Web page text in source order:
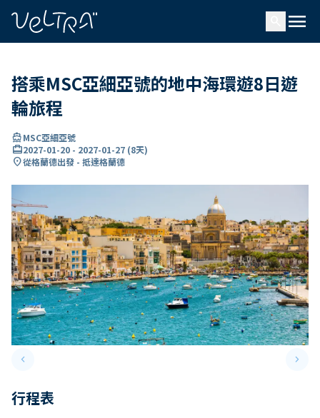
menu
搭乘MSC亞細亞號的地中海環遊8日遊
輪旅程
directions_boatMSC亞細亞號
card_travel2027-01-20 - 2027-01-27 (8天)
location_on從格蘭德出發 - 抵達格蘭德
keyboard_arrow_leftPrevious slide keyboard_arrow_right
行程表